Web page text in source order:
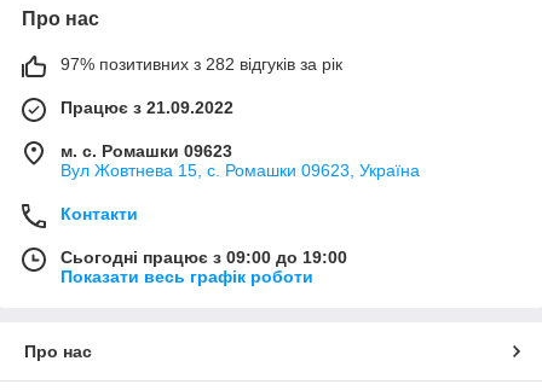
Про нас
97% позитивних з 282 відгуків за рік
Працює з 21.09.2022
м. с. Ромашки 09623
Вул Жовтнева 15, с. Ромашки 09623, Україна
Контакти
Сьогодні працює з 09:00 до 19:00
Показати весь графік роботи
Про нас